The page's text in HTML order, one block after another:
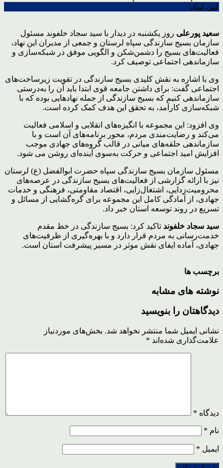
کپی لینک
سعید پورعلی روز یکشنبه در دیدار با سید سجاد خلفوند مسئول
سازمان بسیج سازندگی سپاه لرستان و جمعی از مدیران این نهاد،
فعالیت‌های بسیج را دشمن‌شکن و الگویی موفق در شبکه‌سازی و
سازماندهی اجتماعی توصیف کرد.
وی با اشاره به نقش کلیدی بسیج سازندگی در تقویت زیرساخت‌های
اجتماعی گفت: برای داشتن جامعه‌ قوی ابتدا باید آن را به‌درستی
سازماندهی کنیم که بسیج سازندگی از جمله نهادهایی بوده که با
شبکه‌سازی کارآمد، به تحقق این هدف کمک کرده است.
وی افزود: این مجموعه با انگیزه‌های انقلابی و اسلامی فعالیت
می‌کند و رضایت‌مندی مردم، محور برنامه‌های آن است و با
سازماندهی حلقه‌های میانی در قالب گروه‌های جهادی موجب
افزایش امید اجتماعی و حرکت به‌سوی آینده‌ای روشن می شود.
مسئول سازمان بسیج سازندگی سپاه حضرت ابوالفضل (ع) لرستان
نیز با ارائه گزارشی از فعالیت‌های بسیج سازندگی در عرصه‌های
محرومیت‌زدایی، اشتغال‌زایی، اقتصاد مقاومتی، فرهنگی و خدمات
جهادی، از آمادگی کامل این مجموعه برای گره‌گشایی از مسائل و
تسریع در روند توسعه استان خبر داد.
سید سجاد خلفوند تاکید کرد: بسیج سازندگی در خط مقدم
خدمت‌رسانی به مردم قرار دارد و با بهره‌گیری از ظرفیت‌های
جهادی، آماده ایفای نقش موثر در مسیر پیشرفت استان است.
برچسب ها
نوشته های مشابه
دیدگاهتان را بنویسید
نشانی ایمیل شما منتشر نخواهد شد. بخش‌های موردنیاز
علامت‌گذاری شده‌اند *
دیدگاه *
نام *
ایمیل *